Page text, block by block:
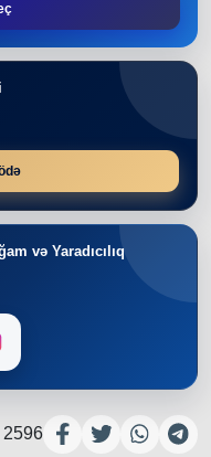
və Yaradıcılıq
2596